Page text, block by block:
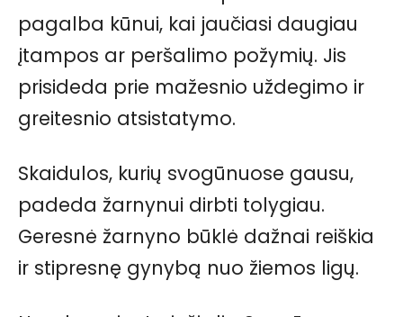
pagalba kūnui, kai jaučiasi daugiau
įtampos ar peršalimo požymių. Jis
prisideda prie mažesnio uždegimo ir
greitesnio atsistatymo.
Skaidulos, kurių svogūnuose gausu,
padeda žarnynui dirbti tolygiau.
Geresnė žarnyno būklė dažnai reiškia
ir stipresnę gynybą nuo žiemos ligų.